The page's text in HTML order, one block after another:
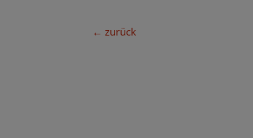
Beitragsnavigation
← zurück